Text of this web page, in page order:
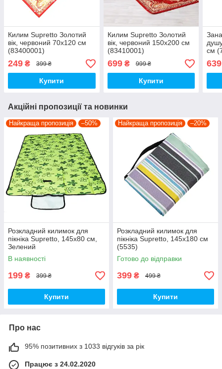
Килим Supretto Золотий
вік, червоний 70х120 см
(83400001)
249 ₴ 399 ₴
Купити
Килим Supretto Золотий
вік, червоний 150х200 см
(83410001)
699₴ 999 ₴
Купити
см
639
Акційні пропозиції та новинки
Найкраща пропозиція –50%
Розкладний килимок для
пікніка Supretto, 145х80 см,
Зелений
В наявності
199 ₴ 399 ₴
Купити
Найкраща пропозиція –20%
Розкладний килимок для
пікніка Supretto, 145х180 см
(5535)
Готово до відправки
399 ₴ 499 ₴
Купити
Про нас
95% позитивних з 1033 відгуків за рік
Працює з 24.02.2020